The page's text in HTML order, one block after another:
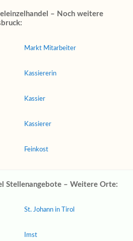
– Noch weitere
Markt Mitarbeiter
Kassiererin
Kassier
Kassierer
Feinkost
Stellenangebote – Weitere Orte:
St. Johann in Tirol
Imst